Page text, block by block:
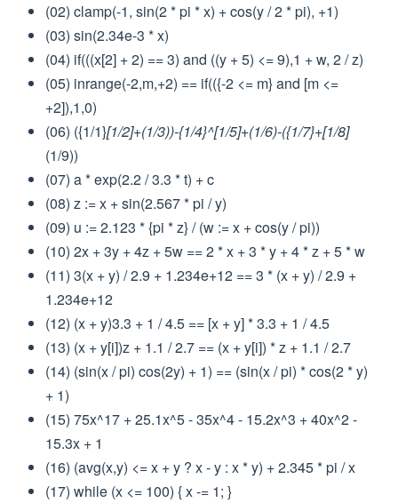
(02) clamp(-1, sin(2 * pi * x) + cos(y / 2 * pi), +1)
(03) sin(2.34e-3 * x)
(04) if(((x[2] + 2) == 3) and ((y + 5) <= 9),1 + w, 2 / z)
(05) inrange(-2,m,+2) == if(({-2 <= m} and [m <=
+2]),1,0)
(06) ({1/1}[1/2]+(1/3))-{1/4}^[1/5]+(1/6)-({1/7}+[1/8]
(1/9))
(07) a * exp(2.2 / 3.3 * t) + c
(08) z := x + sin(2.567 * pi / y)
(09) u := 2.123 * {pi * z} / (w := x + cos(y / pi))
(10) 2x + 3y + 4z + 5w == 2 * x + 3 * y + 4 * z + 5 * w
(11) 3(x + y) / 2.9 + 1.234e+12 == 3 * (x + y) / 2.9 +
1.234e+12
(12) (x + y)3.3 + 1 / 4.5 == [x + y] * 3.3 + 1 / 4.5
(13) (x + y[i])z + 1.1 / 2.7 == (x + y[i]) * z + 1.1 / 2.7
(14) (sin(x / pi) cos(2y) + 1) == (sin(x / pi) * cos(2 * y)
+ 1)
(15) 75x^17 + 25.1x^5 - 35x^4 - 15.2x^3 + 40x^2 -
15.3x + 1
(16) (avg(x,y) <= x + y ? x - y : x * y) + 2.345 * pi / x
(17) while (x <= 100) { x -= 1; }